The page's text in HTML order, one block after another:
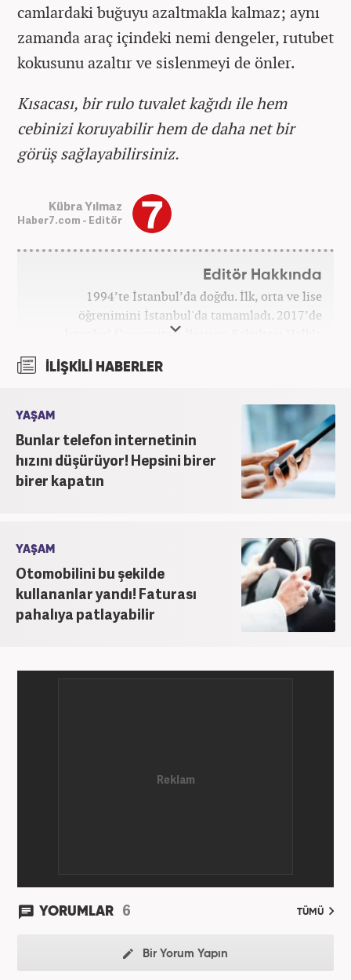
camlardaki buğuyu azaltmakla kalmaz; aynı
zamanda araç içindeki nemi dengeler, rutubet
kokusunu azaltır ve sislenmeyi de önler.
Kısacası, bir rulo tuvalet kağıdı ile hem
cebinizi koruyabilir hem de daha net bir
görüş sağlayabilirsiniz.
Kübra Yılmaz
Haber7.com - Editör
Editör Hakkında
1994’te İstanbul’da doğdu. İlk, orta ve lise
öğrenimini İstanbul'da tamamladı. 2017’de
İstanbul Üniversitesi İletişim Fakültesi Halkla
2017’den beri Kanal7 Medya Grubu’na bağlı
etmektedir.
İLİŞKİLİ HABERLER
YAŞAM
Bunlar telefon internetinin
hızını düşürüyor! Hepsini birer
birer kapatın
YAŞAM
Otomobilini bu şekilde
kullananlar yandı! Faturası
pahalıya patlayabilir
YORUMLAR 6 TÜMÜ
Bir Yorum Yapın